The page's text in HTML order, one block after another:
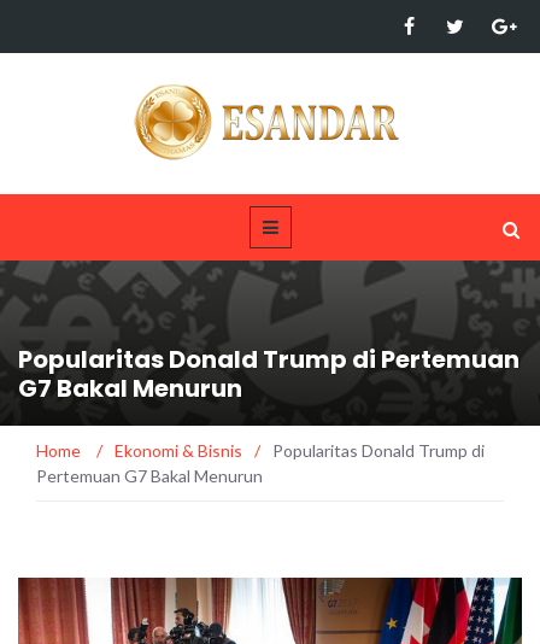
Popularitas Donald Trump di Pertemuan
G7 Bakal Menurun
Home / Ekonomi & Bisnis /
Popularitas Donald Trump di
Pertemuan G7 Bakal Menurun